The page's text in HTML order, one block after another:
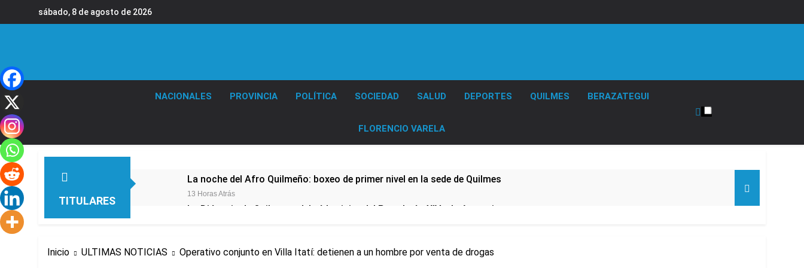
sábado, 8 de agosto de 2026
NACIONALES PROVINCIA POLÍTICA SOCIEDAD SALUD DEPORTES QUILMES BERAZATEGUI
FLORENCIO VARELA
TITULARES
La noche del Afro Quilmeño: boxeo de primer nivel en la sede de Quilmes
13 Horas Atrás
La Diócesis de Quilmes celebró la visita del Papa León XIV a la Argentina
18 Horas Atrás
Inicio ULTIMAS NOTICIAS Operativo conjunto en Villa Itatí: detienen a un hombre por venta de drogas